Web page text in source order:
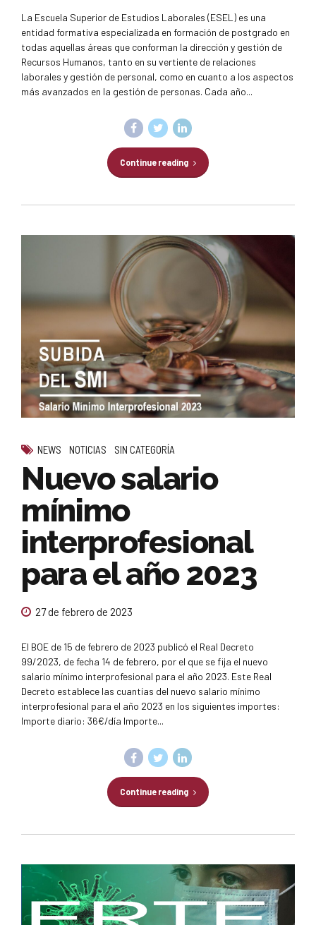
La Escuela Superior de Estudios Laborales (ESEL) es una
entidad formativa especializada en formación de postgrado en
todas aquellas áreas que conforman la dirección y gestión de
Recursos Humanos, tanto en su vertiente de relaciones
laborales y gestión de personal, como en cuanto a los aspectos
más avanzados en la gestión de personas. Cada año...
Continue reading
NEWS NOTICIAS SIN CATEGORÍA
Nuevo salario
mínimo
interprofesional
para el año 2023
27 de febrero de 2023
El BOE de 15 de febrero de 2023 publicó el Real Decreto
99/2023, de fecha 14 de febrero, por el que se fija el nuevo
salario mínimo interprofesional para el año 2023. Este Real
Decreto establece las cuantías del nuevo salario mínimo
interprofesional para el año 2023 en los siguientes importes:
Importe diario: 36€/día Importe...
Continue reading